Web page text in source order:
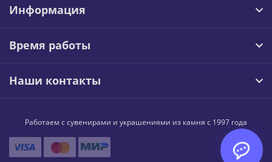
Информация
Время работы
Наши контакты
Работаем с сувенирами и украшениями из камня с 1997 года